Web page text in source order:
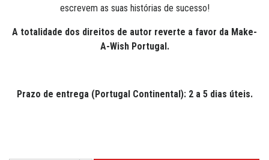
escrevem as suas histórias de sucesso!
A totalidade dos direitos de autor reverte a favor da Make-
A-Wish Portugal.
Prazo de entrega (Portugal Continental): 2 a 5 dias úteis.